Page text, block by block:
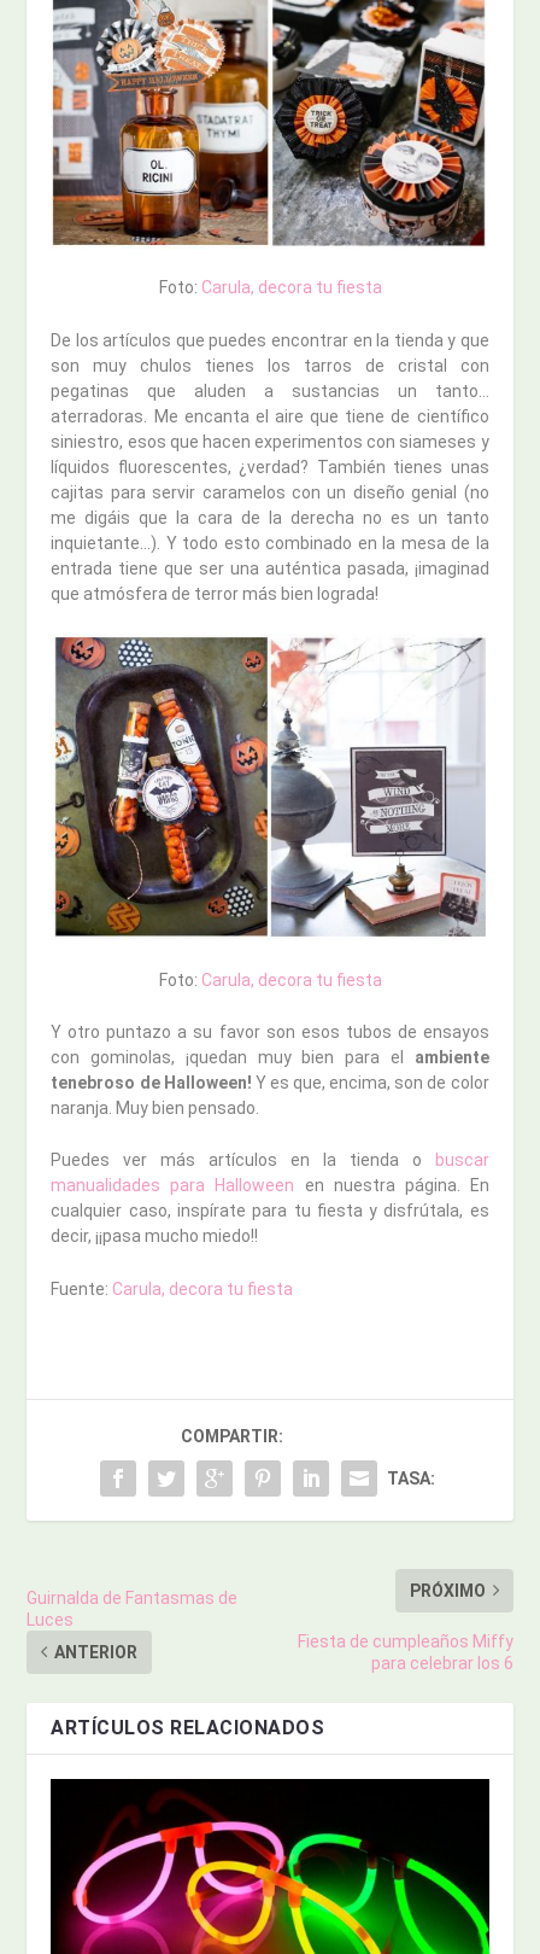
Foto: Carula, decora tu fiesta
De los artículos que puedes encontrar en la tienda y que
son muy chulos tienes los tarros de cristal con
pegatinas que aluden a sustancias un tanto…
aterradoras. Me encanta el aire que tiene de científico
siniestro, esos que hacen experimentos con siameses y
líquidos fluorescentes, ¿verdad? También tienes unas
cajitas para servir caramelos con un diseño genial (no
me digáis que la cara de la derecha no es un tanto
inquietante…). Y todo esto combinado en la mesa de la
entrada tiene que ser una auténtica pasada, ¡imaginad
que atmósfera de terror más bien lograda!
Foto: Carula, decora tu fiesta
Y otro puntazo a su favor son esos tubos de ensayos
con gominolas, ¡quedan muy bien para el ambiente
tenebroso de Halloween! Y es que, encima, son de color
naranja. Muy bien pensado.
Puedes ver más artículos en la tienda o
buscar
manualidades para Halloween en nuestra página. En
cualquier caso, inspírate para tu fiesta y disfrútala, es
decir, ¡¡pasa mucho miedo!!
Fuente: Carula, decora tu fiesta
COMPARTIR:
TASA:
Guirnalda de Fantasmas de
Luces
ANTERIOR
PRÓXIMO
Fiesta de cumpleaños Miffy
para celebrar los 6
ARTÍCULOS RELACIONADOS